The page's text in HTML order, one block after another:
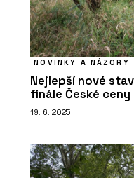
a stává se
NOVINKY A NÁZORY
Nejlepší nové
finále České
19. 6. 2025